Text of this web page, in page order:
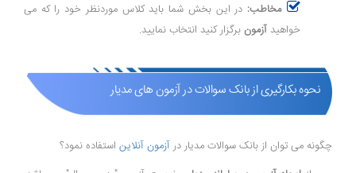
مخاطب: در این بخش شما باید کلاس موردنظر خود را که می
خواهید آزمون برگزار کنید انتخاب نمایید.
نحوه بکارگیری از بانک سوالات در آزمون های مدیار
چگونه می توان از بانک سوالات مدیار در آزمون آنلاین استفاده نمود؟